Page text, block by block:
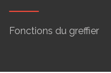
Fonctions du greffier